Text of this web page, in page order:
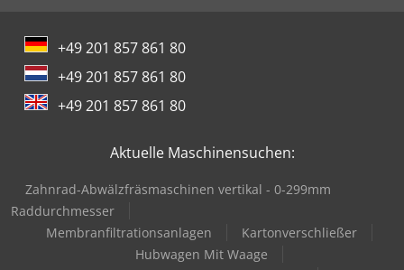
+49 201 857 861 80
+49 201 857 861 80
+49 201 857 861 80
Aktuelle Maschinensuchen:
Zahnrad-Abwälzfräsmaschinen vertikal - 0-299mm
Raddurchmesser
Membranfiltrationsanlagen
Kartonverschließer
Hubwagen Mit Waage